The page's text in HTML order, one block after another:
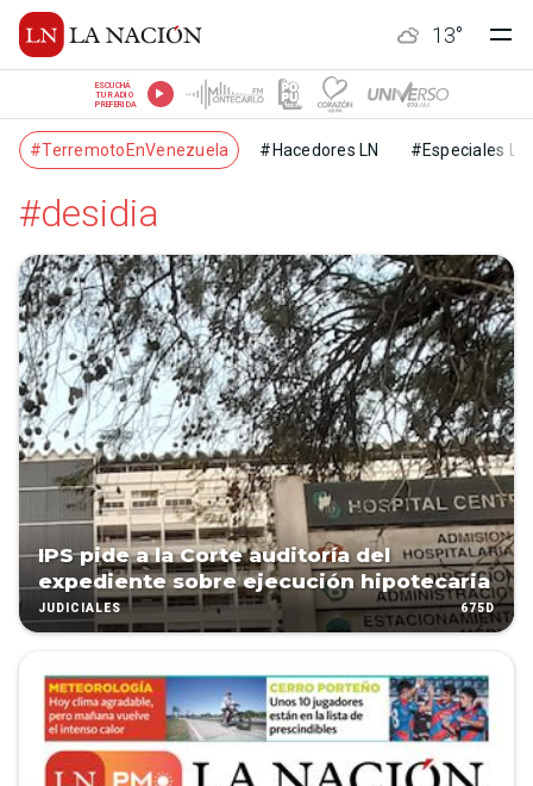
13°
ESCUCHÁ
TU RADIO
PREFERIDA
#TerremotoEnVenezuela #Hacedores LN #Especiales LN
#desidia
IPS pide a la Corte auditoría del
expediente sobre ejecución hipotecaria
JUDICIALES 675D